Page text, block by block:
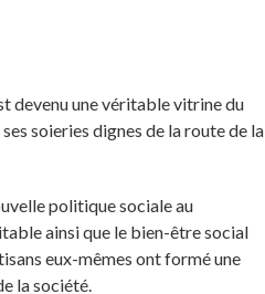
devenu une véritable vitrine du
soieries dignes de la route de la
politique sociale au
ainsi que le bien-être social
eux-mêmes ont formé une
la société.